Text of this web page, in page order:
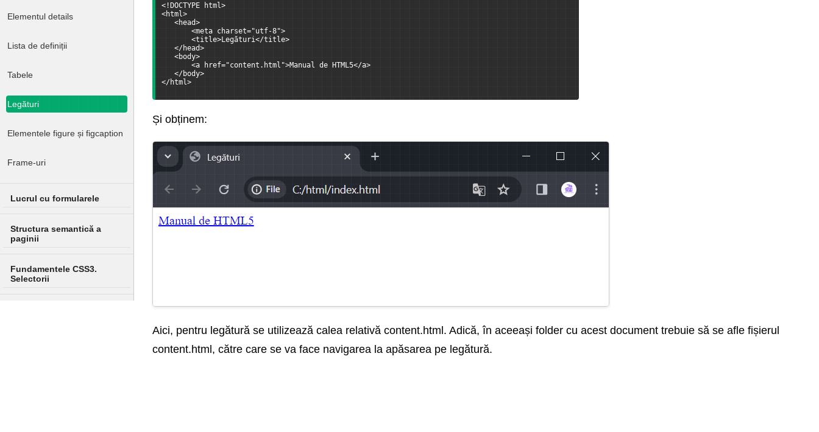
Elementul details
Lista de definiții
Tabele
Legături
Elementele figure și figcaption
Frame-uri
Lucrul cu formularele
Structura semantică a
paginii
Fundamentele CSS3.
Selectorii
<!DOCTYPE html>
<html>
<head>
<meta charset="utf-8">
<title>Legături</title>
</head>
<body>
<a href="content.html">Manual de HTML5</a>
</body>
</html>
Și obținem:
Aici, pentru legătură se utilizează calea relativă content.html. Adică, în aceeași folder cu acest document trebuie să se afle fișierul
content.html, către care se va face navigarea la apăsarea pe legătură.